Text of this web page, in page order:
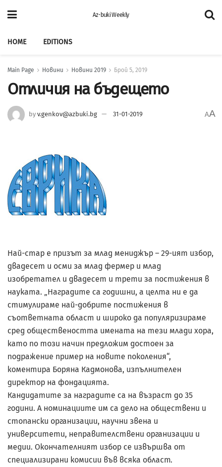
Az-buki Weekly
HOME EDITIONS
Main Page Новини Новини 2019 Брой 5, 2019
Отличия на бъдещето
by v.genkov@azbuki.bg 31-01-2019 AA
Най-стар е призът за млад мениджър – 29-ият избор,
двадесет и осми за млад фермер и млад
изобретател и двадесет и трети за постижения в
науката. „Наградите са годишни, а целта ни е да
стимулираме най-добрите постижения в
съответната област и широко да популяризираме
сред обществеността имената на тези млади хора,
като по този начин предложим достоен за
подражение пример на новите поколения“,
коментира Боряна Кадмонова, изпълнителен
директор на фондацията.
Кандидатите за наградите са на възраст до 35
години. А номинациите им са дело на обществени и
стопански организации, научни звена и
университети, неправителствени организации и
медии. Окончателният избор се извършва от
специализирани комисии във всяка област.